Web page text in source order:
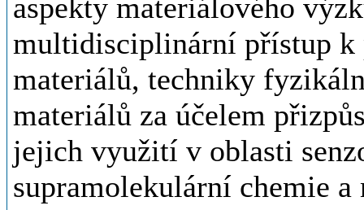
aspekty materiálového
multidisciplinární přístup k
materiálů, techniky
materiálů za účelem
jejich využití v oblasti
supramolekulární chemie